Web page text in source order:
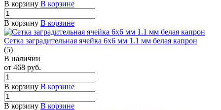
В корзину В корзине
В корзину В корзине
Сетка заградительная ячейка 6х6 мм 1.1 мм белая капрон
(5)
В наличии
от 468 руб.
В корзину В корзине
В корзину В корзине